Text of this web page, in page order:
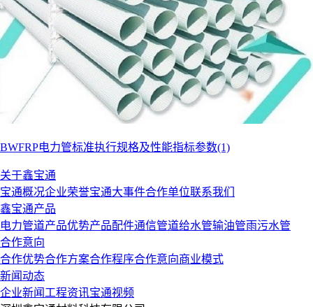
BWFRP电力管标准执行规格及性能指标参数(1)
关于鑫宝通
宝通概况企业荣誉宝通大事件合作单位联系我们
鑫宝通产品
电力管道产品优势产品配件通信管道给水管输油管雨污水管
合作意向
合作优势合作方案合作程序合作意向商业模式
新闻动态
企业新闻 工程资讯宝通视频